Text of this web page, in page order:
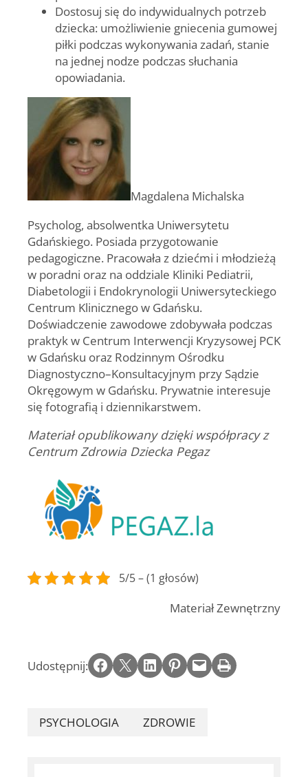
Dostosuj się do indywidualnych potrzeb
dziecka: umożliwienie gniecenia gumowej
piłki podczas wykonywania zadań, stanie
na jednej nodze podczas słuchania
opowiadania.
Magdalena Michalska
Psycholog, absolwentka Uniwersytetu
Gdańskiego. Posiada przygotowanie
pedagogiczne. Pracowała z dziećmi i młodzieżą
w poradni oraz na oddziale Kliniki Pediatrii,
Diabetologii i Endokrynologii Uniwersyteckiego
Centrum Klinicznego w Gdańsku.
Doświadczenie zawodowe zdobywała podczas
praktyk w Centrum Interwencji Kryzysowej PCK
w Gdańsku oraz Rodzinnym Ośrodku
Diagnostyczno–Konsultacyjnym przy Sądzie
Okręgowym w Gdańsku. Prywatnie interesuje
się fotografią i dziennikarstwem.
Materiał opublikowany dzięki współpracy z
Centrum Zdrowia Dziecka Pegaz
5/5 – (1 głosów)
Materiał Zewnętrzny
Udostępnij: Share on Facebook Email this Page Share on LinkedIn Share on Pinterest Email this Page Print this Page
PSYCHOLOGIA ZDROWIE